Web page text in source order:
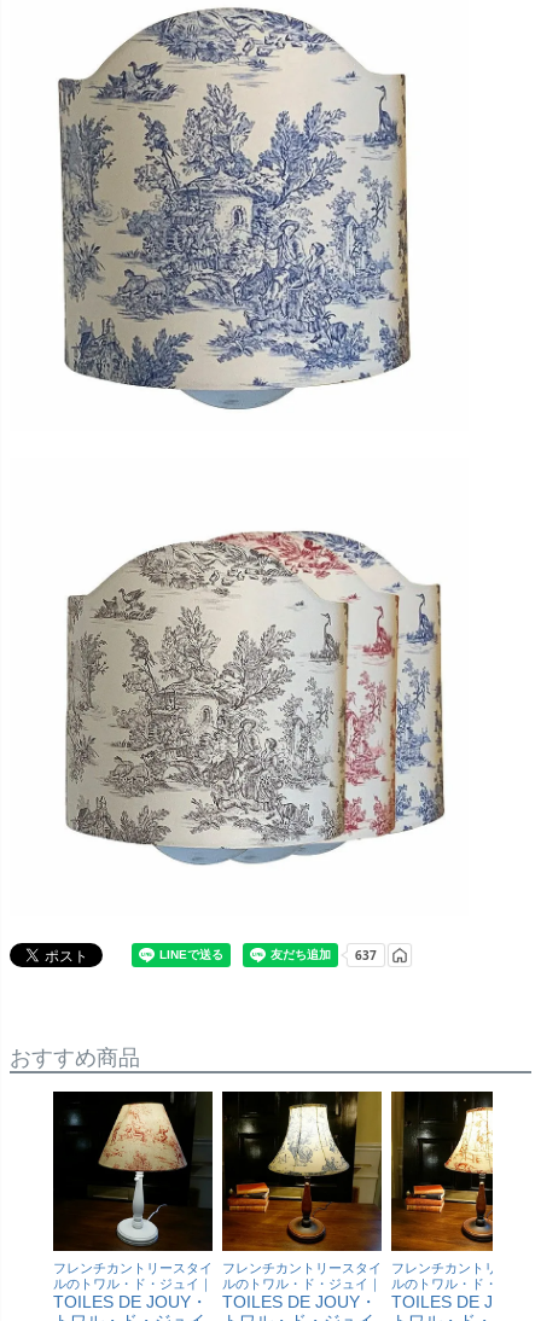
おすすめ商品
フレンチカントリースタイ
ルのトワル・ド・ジュイ｜
TOILES DE JOUY・
フレンチカントリースタイ
ルのトワル・ド・ジュイ｜
TOILES DE JOUY・
フレンチカントリースタ
ルのトワル・ド・ジュイ
TOILES DE JOUY